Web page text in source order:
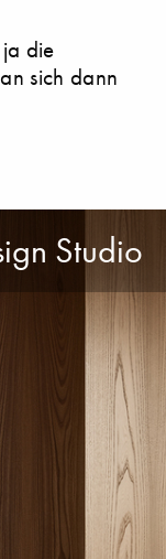
die
sich dann
Studio